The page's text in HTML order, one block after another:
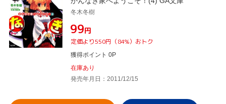
冬木冬樹
¥99円
定価より550円（84%）おトク
獲得ポイント 0P
在庫あり
発売年月日：2011/12/15